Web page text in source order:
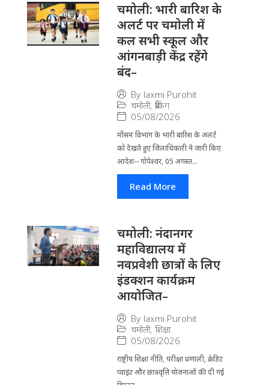
चमोली: भारी बारिश के
अलर्ट पर चमोली में
कल सभी स्कूल और
आंगनबाड़ी केंद्र रहेंगे
बंद–
By laxmi Purohit
चमोली, ब्रेकिंग
05/08/2026
मौसम विभाग के भारी बारिश के अलर्ट
को देखते हुए जिला​धिकारी ने जारी किए
आदेश-- गोपेश्वर, 05 अगस्त...
Read More
चमोली: नंदानगर
महाविद्यालय में
नवप्रवेशी छात्रों के लिए
इंडक्शन कार्यक्रम
आयोजित–
By laxmi Purohit
चमोली, शिक्षा
05/08/2026
राष्ट्रीय शिक्षा नीति, परीक्षा प्रणाली, क्रेडिट
प्वाइंट और छात्रवृत्ति योजनाओं की दी गई